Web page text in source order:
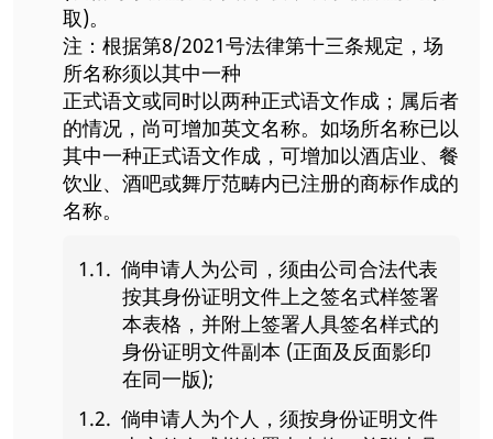
取)。
注：根据第8/2021号法律第十三条规定，场
所名称须以其中一种
正式语文或同时以两种正式语文作成；属后者
的情况，尚可增加英文名称。如场所名称已以
其中一种正式语文作成，可增加以酒店业、餐
饮业、酒吧或舞厅范畴内已注册的商标作成的
名称。
倘申请人为公司，须由公司合法代表
按其身份证明文件上之签名式样签署
本表格，并附上签署人具签名样式的
身份证明文件副本 (正面及反面影印
在同一版);
倘申请人为个人，须按身份证明文件